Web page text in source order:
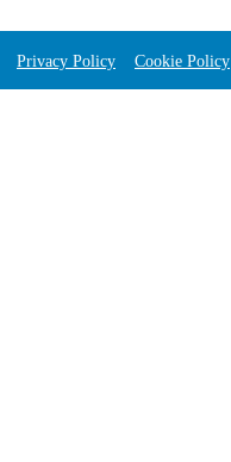
Privacy Policy Cookie Policy